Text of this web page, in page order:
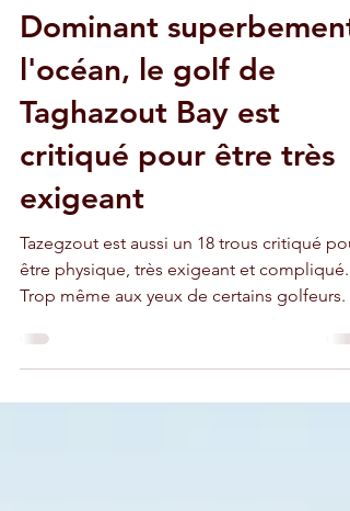
11 mai 2020 2 min de lecture
Dominant superbement
l'océan, le golf de
Taghazout Bay est
critiqué pour être très
exigeant
Tazegzout est aussi un 18 trous critiqué